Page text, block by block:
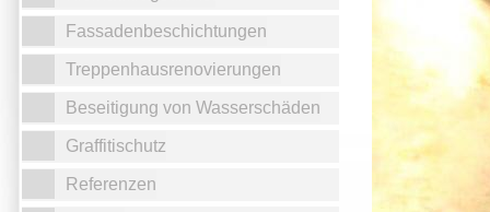
Fassadenbeschichtungen
Treppenhausrenovierungen
Beseitigung von Wasserschäden
Graffitischutz
Referenzen